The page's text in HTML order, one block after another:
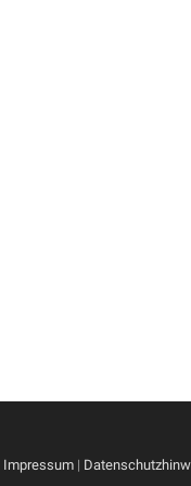
Impressum |